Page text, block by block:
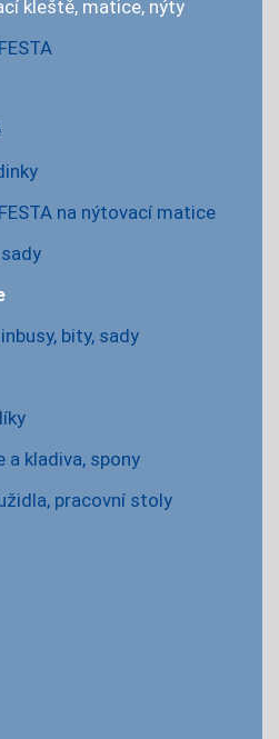
kleště, matice, nýty
na nýtovací matice
bity, sady
a kladiva, spony
pracovní stoly